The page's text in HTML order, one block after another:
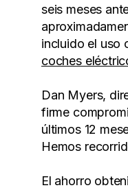
seis meses
incluido el uso
coches
Dan Myers,
firme
últimos 12
Hemos
El ahorro